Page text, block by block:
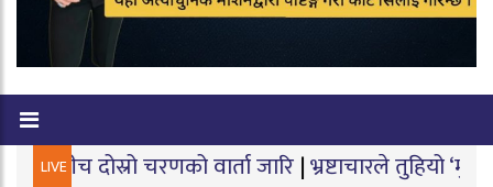
LIVEचरणको वार्ता जारि|भ्रष्टाचारले तुहियो